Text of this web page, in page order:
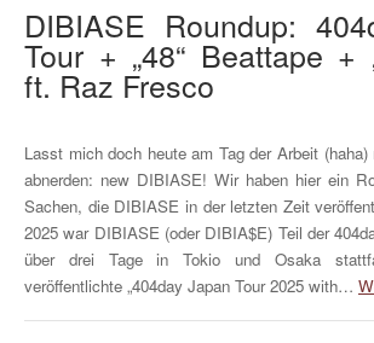
DIBIASE Roundup:
Tour + „48“ Beattape +
ft. Raz Fresco
Lasst mich doch heute am Tag der Arbeit
abnerden: new DIBIASE! Wir haben hier ein
Sachen, die DIBIASE in der letzten Zeit
2025 war DIBIASE (oder DIBIA$E) Teil der
über drei Tage in Tokio und Osaka
veröffentlichte „404day Japan Tour 2025 with…